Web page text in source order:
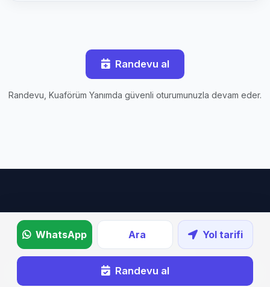
Randevu al
Randevu, Kuaförüm Yanımda güvenli oturumunuzla devam eder.
WhatsApp Ara Yol tarifi
Randevu al
Tüm salonlar ·
Ana sayfa
Copyright © 2020–2026 Kuaförüm Yanımda — Tüm hakları saklıdır.